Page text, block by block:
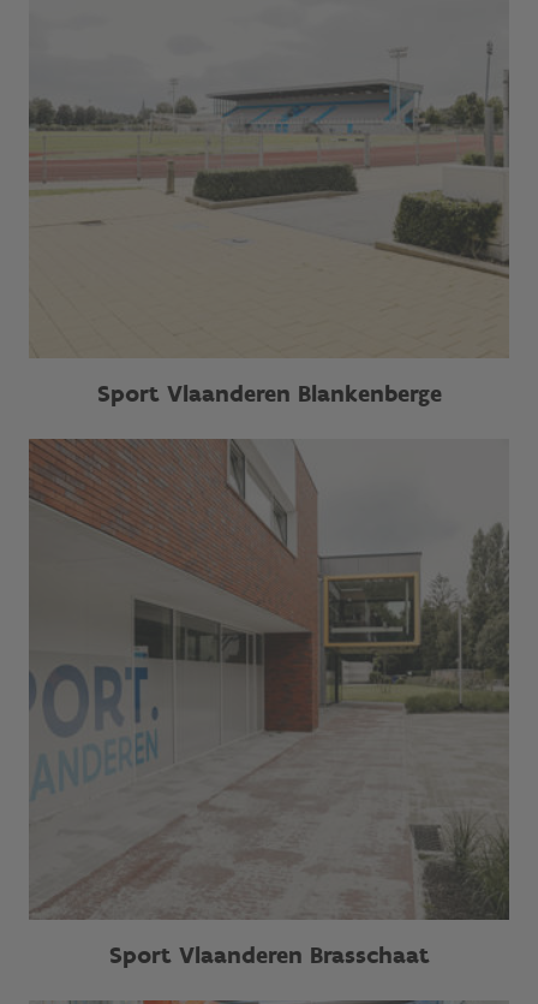
Sport Vlaanderen Blankenberge
Sport Vlaanderen Brasschaat